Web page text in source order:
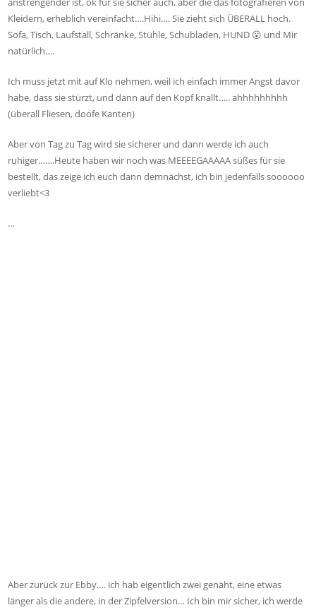
Kleidern, erheblich vereinfacht….Hihi…. Sie zieht sich ÜBERALL hoch.
Sofa, Tisch, Laufstall, Schränke, Stühle, Schubladen, HUND 😮 und Mir
natürlich….
Ich muss jetzt mit auf Klo nehmen, weil ich einfach immer Angst davor
habe, dass sie stürzt, und dann auf den Kopf knallt….. ahhhhhhhhh
(überall Fliesen, doofe Kanten)
Aber von Tag zu Tag wird sie sicherer und dann werde ich auch
ruhiger…….Heute haben wir noch was MEEEEGAAAAA süßes für sie
bestellt, das zeige ich euch dann demnächst, ich bin jedenfalls soooooo
verliebt<3
…
Aber zurück zur Ebby…. ich hab eigentlich zwei genäht, eine etwas
länger als die andere, in der Zipfelversion… Ich bin mir sicher, ich werde